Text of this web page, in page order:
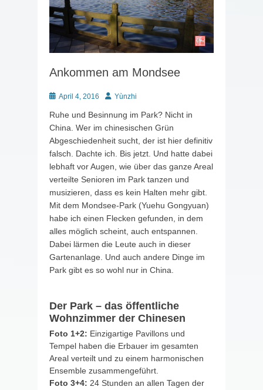
Ankommen am Mondsee
Posted
April 4, 2016 AutorYùnzhi
Ruhe und Besinnung im Park? Nicht in
China. Wer im chinesischen Grün
Abgeschiedenheit sucht, der ist hier definitiv
falsch. Dachte ich. Bis jetzt. Und hatte dabei
lebhaft vor Augen, wie über das ganze Areal
verteilte Senioren im Park tanzen und
musizieren, dass es kein Halten mehr gibt.
Mit dem Mondsee-Park (Yuehu Gongyuan)
habe ich einen Flecken gefunden, in dem
alles möglich scheint, auch entspannen.
Dabei lärmen die Leute auch in dieser
Gartenanlage. Und auch andere Dinge im
Park gibt es so wohl nur in China.
Der Park – das öffentliche
Wohnzimmer der Chinesen
Foto 1+2: Einzigartige Pavillons und
Tempel haben die Erbauer im gesamten
Areal verteilt und zu einem harmonischen
Ensemble zusammengeführt.
Foto 3+4: 24 Stunden an allen Tagen der